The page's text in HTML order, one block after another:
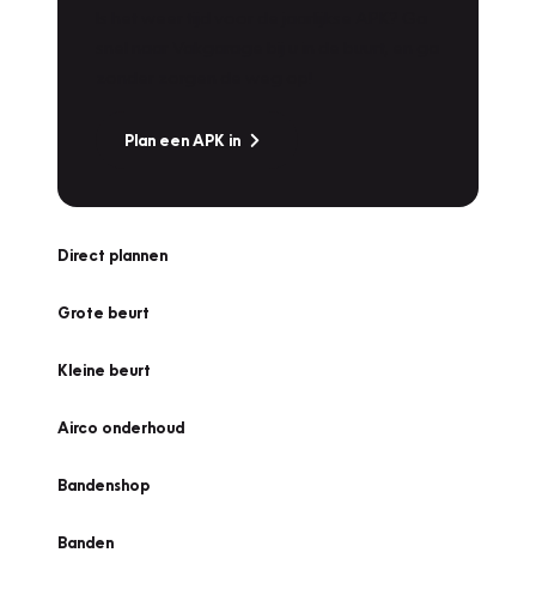
Plan een APK in
Direct plannen
Grote beurt
Kleine beurt
Airco onderhoud
Bandenshop
Banden